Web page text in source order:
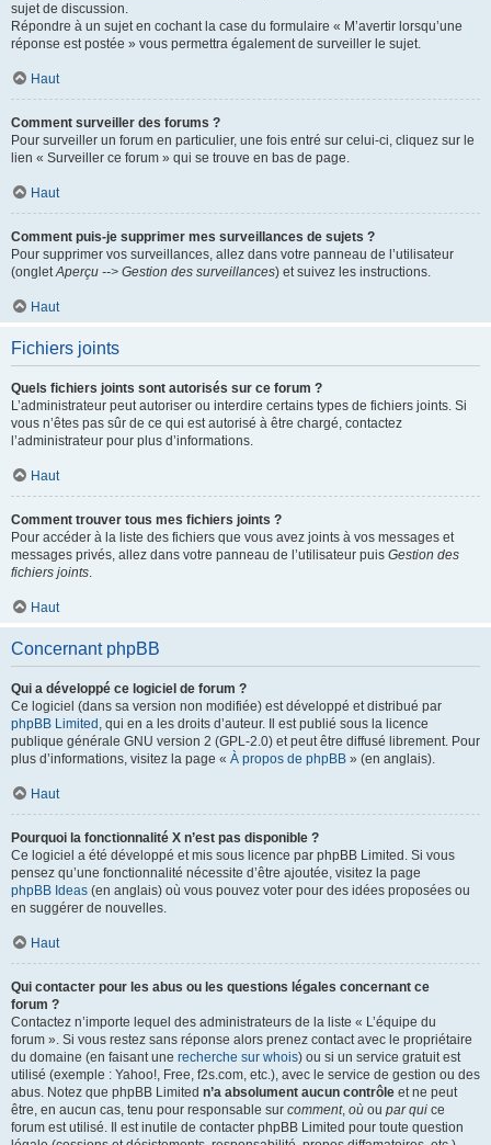
sujet de discussion.
Répondre à un sujet en cochant la case du formulaire « M’avertir lorsqu’une
réponse est postée » vous permettra également de surveiller le sujet.
Haut
Comment surveiller des forums ?
Pour surveiller un forum en particulier, une fois entré sur celui-ci, cliquez sur le
lien « Surveiller ce forum » qui se trouve en bas de page.
Haut
Comment puis-je supprimer mes surveillances de sujets ?
Pour supprimer vos surveillances, allez dans votre panneau de l’utilisateur
(ongletAperçu --> Gestion des surveillances) et suivez les instructions.
Haut
Fichiers joints
Quels fichiers joints sont autorisés sur ce forum ?
L’administrateur peut autoriser ou interdire certains types de fichiers joints. Si
vous n’êtes pas sûr de ce qui est autorisé à être chargé, contactez
l’administrateur pour plus d’informations.
Haut
Comment trouver tous mes fichiers joints ?
Pour accéder à la liste des fichiers que vous avez joints à vos messages et
messages privés, allez dans votre panneau de l’utilisateur puis Gestion des
fichiers joints.
Haut
Concernant phpBB
Qui a développé ce logiciel de forum ?
Ce logiciel (dans sa version non modifiée) est développé et distribué par
phpBB Limited , qui en a les droits d’auteur. Il est publié sous la licence
publique générale GNU version 2 (GPL-2.0) et peut être diffusé librement. Pour
plus d’informations, visitez la page « À propos de phpBB » (en anglais).
Haut
Pourquoi la fonctionnalité X n’est pas disponible ?
Ce logiciel a été développé et mis sous licence par phpBB Limited. Si vous
pensez qu’une fonctionnalité nécessite d’être ajoutée, visitez la page
phpBB Ideas (en anglais) où vous pouvez voter pour des idées proposées ou
en suggérer de nouvelles.
Haut
Qui contacter pour les abus ou les questions légales concernant ce
forum ?
Contactez n’importe lequel des administrateurs de la liste « L’équipe du
forum ». Si vous restez sans réponse alors prenez contact avec le propriétaire
du domaine (en faisant une recherche sur whois) ou si un service gratuit est
utilisé (exemple : Yahoo!, Free, f2s.com, etc.), avec le service de gestion ou des
abus. Notez que phpBB Limited n’a absolument aucun contrôle et ne peut
être, en aucun cas, tenu pour responsable sur comment, où ou par qui ce
forum est utilisé. Il est inutile de contacter phpBB Limited pour toute question